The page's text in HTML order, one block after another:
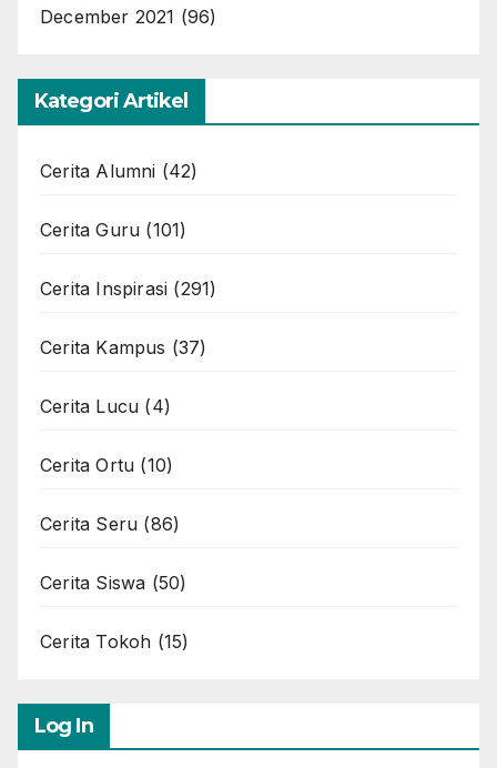
December 2021 (96)
Kategori Artikel
Cerita Alumni (42)
Cerita Guru (101)
Cerita Inspirasi (291)
Cerita Kampus (37)
Cerita Lucu (4)
Cerita Ortu (10)
Cerita Seru (86)
Cerita Siswa (50)
Cerita Tokoh (15)
Log In